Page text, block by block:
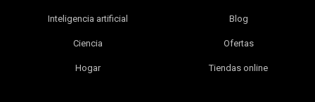
Inteligencia artificial
Ciencia
Hogar
Blog
Ofertas
Tiendas online